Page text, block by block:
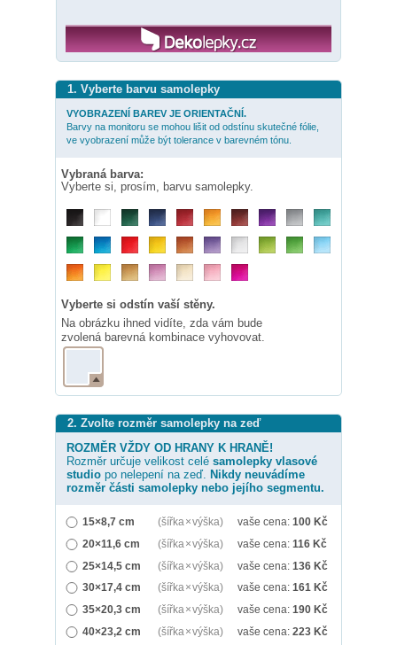
1. Vyberte barvu samolepky
VYOBRAZENÍ BAREV JE ORIENTAČNÍ.
Barvy na monitoru se mohou lišit od odstínu skutečné fólie,
ve vyobrazení může být tolerance v barevném tónu.
Vybraná barva:
Vyberte si, prosím, barvu samolepky.
Vyberte si odstín vaší stěny.
Na obrázku ihned vidíte, zda vám bude
zvolená barevná kombinace vyhovovat.
2. Zvolte rozměr samolepky na zeď
ROZMĚR VŽDY OD HRANY K HRANĚ!
Rozměr určuje velikost celé samolepky vlasové
studio po nelepení na zeď. Nikdy neuvádíme
rozměr části samolepky nebo jejího segmentu.
15×8,7 cm (šířka × výška) vaše cena: 100 Kč
20×11,6 cm
(šířka × výška) vaše cena: 116 Kč
25×14,5 cm
(šířka × výška) vaše cena: 136 Kč
30×17,4 cm
(šířka × výška) vaše cena: 161 Kč
35×20,3 cm
(šířka × výška) vaše cena: 190 Kč
40×23,2 cm
(šířka × výška) vaše cena: 223 Kč